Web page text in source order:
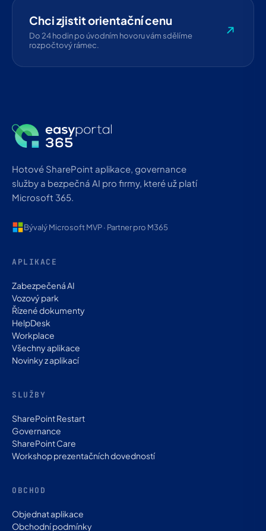
Chci zjistit orientační cenu
Do 24 hodin po úvodním hovoru vám sdělíme
rozpočtový rámec.
Hotové SharePoint aplikace, governance
služby a bezpečná AI pro firmy, které už platí
Microsoft 365.
Bývalý Microsoft MVP · Partner pro M365
APLIKACE
Zabezpečená AI
Vozový park
Řízené dokumenty
HelpDesk
Workplace
Všechny aplikace
Novinky z aplikací
SLUŽBY
SharePoint Restart
Governance
SharePoint Care
Workshop prezentačních dovedností
OBCHOD
Objednat aplikace
Obchodní podmínky